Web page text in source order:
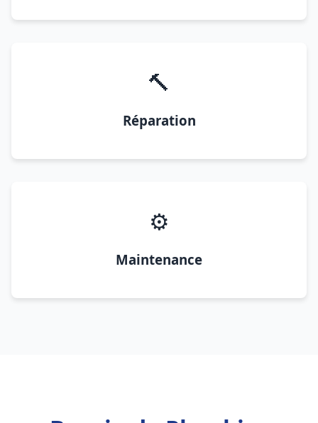
🔨
Réparation
⚙️
Maintenance